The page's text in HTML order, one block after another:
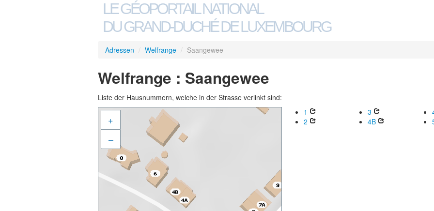
LE GÉOPORTAIL NATIONAL
DU GRAND-DUCHÉ DE LUXEMBOURG
Adressen / Welfrange / Saangewee
Welfrange : Saangewee
Liste der Hausnummern, welche in der Strasse verlinkt sind:
+
–
1
2
3
4B